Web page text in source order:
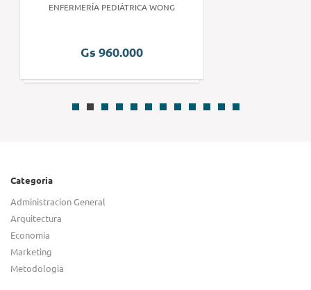
ENFERMERÍA PEDIÁTRICA WONG
Gs 960.000
Categoria
Administracion General
Arquitectura
Economia
Marketing
Metodologia